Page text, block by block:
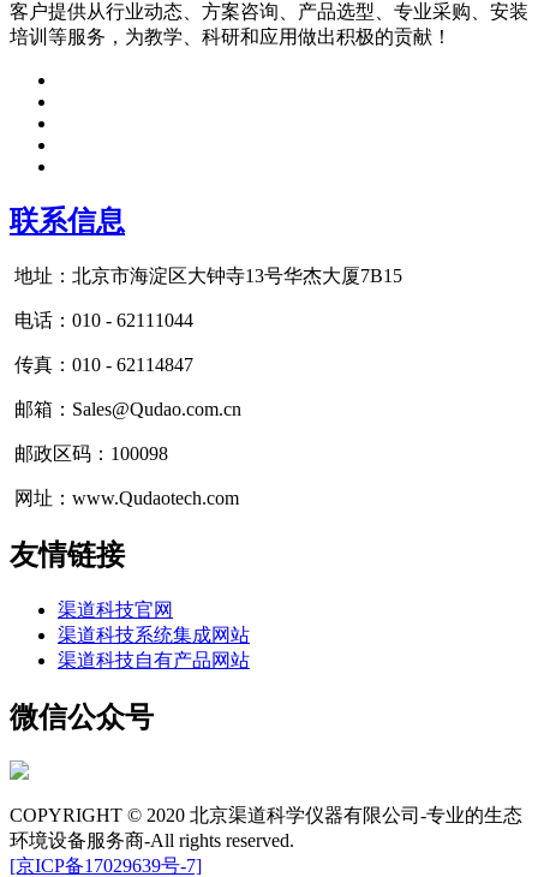
客户提供从行业动态、方案咨询、产品选型、专业采购、安装
培训等服务，为教学、科研和应用做出积极的贡献！
联系信息
地址：北京市海淀区大钟寺13号华杰大厦7B15
电话：010 - 62111044
传真：010 - 62114847
邮箱：Sales@Qudao.com.cn
邮政区码：100098
网址：www.Qudaotech.com
友情链接
渠道科技官网
渠道科技系统集成网站
渠道科技自有产品网站
微信公众号
COPYRIGHT © 2020 北京渠道科学仪器有限公司-专业的生态
环境设备服务商-All rights reserved.
[京ICP备17029639号-7]